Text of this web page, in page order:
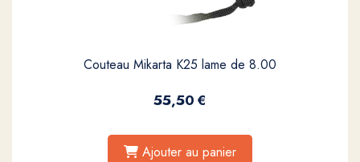
Couteau Mikarta K25 lame de 8.00
55,50€
Ajouter au panier